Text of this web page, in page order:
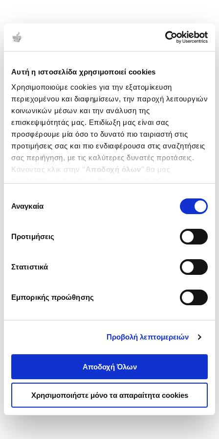
Αυτή η ιστοσελίδα χρησιμοποιεί cookies
Χρησιμοποιούμε cookies για την εξατομίκευση
περιεχομένου και διαφημίσεων, την παροχή λειτουργιών
κοινωνικών μέσων και την ανάλυση της
επισκεψιμότητάς μας. Επιδίωξη μας είναι σας
προσφέρουμε μία όσο το δυνατό πιο ταιριαστή στις
προτιμήσεις σας και πιο ενδιαφέρουσα στις αναζητήσεις
σας περιήγηση, με τις καλύτερες δυνατές προτάσεις.
Κάνοντας κλικ στην ‘’Αποδοχή όλων’’ θα μας
ενδιαφέρουν και να επιλέξετε από τα παρακάτω με την
΄΄και να ενημερωθείτε σχετικά με
συγκατάθεσης
Αναγκαία
Προτιμήσεις
Στατιστικά
Εμπορικής προώθησης
Προβολή λεπτομερειών
Αποδοχή Όλων
Χρησιμοποιήστε μόνο τα απαραίτητα cookies